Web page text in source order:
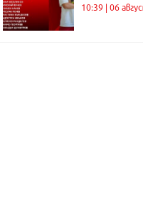
10:39 | 06